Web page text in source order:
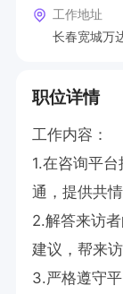
工作地址
长春宽城万
职位详情
工作内容：
1.在咨询平
通，提供共
2.解答来访
建议，帮来
3.严格遵守